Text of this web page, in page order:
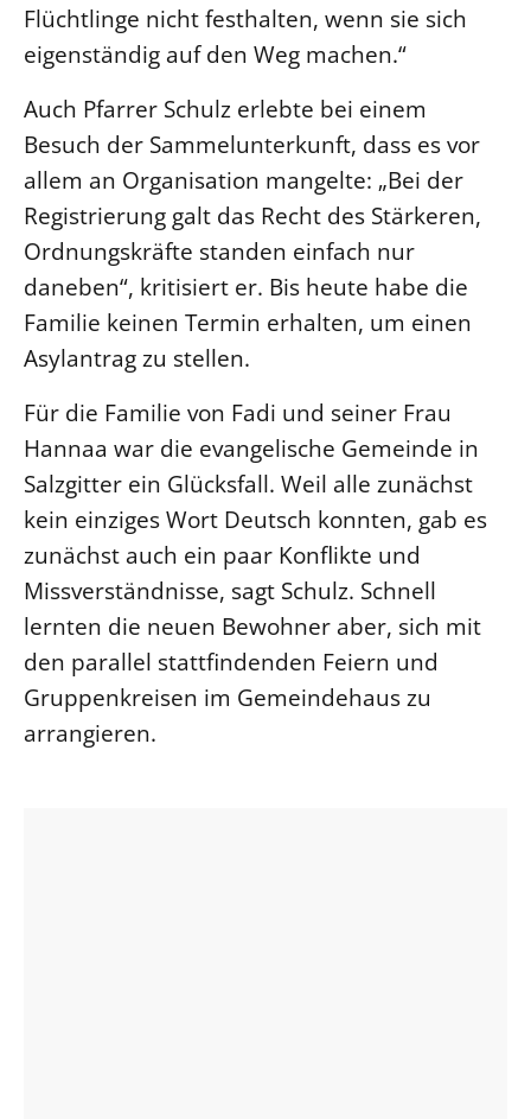
Flüchtlinge nicht festhalten, wenn sie sich
eigenständig auf den Weg machen.“
Auch Pfarrer Schulz erlebte bei einem
Besuch der Sammelunterkunft, dass es vor
allem an Organisation mangelte: „Bei der
Registrierung galt das Recht des Stärkeren,
Ordnungskräfte standen einfach nur
daneben“, kritisiert er. Bis heute habe die
Familie keinen Termin erhalten, um einen
Asylantrag zu stellen.
Für die Familie von Fadi und seiner Frau
Hannaa war die evangelische Gemeinde in
Salzgitter ein Glücksfall. Weil alle zunächst
kein einziges Wort Deutsch konnten, gab es
zunächst auch ein paar Konflikte und
Missverständnisse, sagt Schulz. Schnell
lernten die neuen Bewohner aber, sich mit
den parallel stattfindenden Feiern und
Gruppenkreisen im Gemeindehaus zu
arrangieren.
Personalausschuss
Projektmanagement
Recht
Terminstundenplaner